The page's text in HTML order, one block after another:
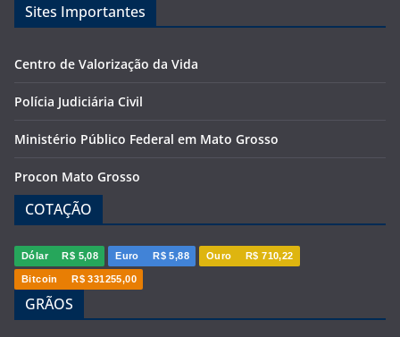
Sites Importantes
Centro de Valorização da Vida
Polícia Judiciária Civil
Ministério Público Federal em Mato Grosso
Procon Mato Grosso
COTAÇÃO
Dólar R$ 5,08 Euro R$ 5,88 Ouro R$ 710,22
Bitcoin R$ 331255,00
GRÃOS